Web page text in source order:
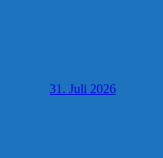
31. Juli 2026